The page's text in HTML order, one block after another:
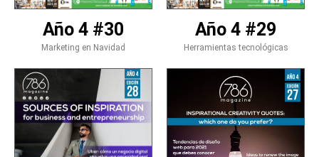
Año 4 #30
Marketing en Navidad
Año 4 #29
Herramientas tecnológicas